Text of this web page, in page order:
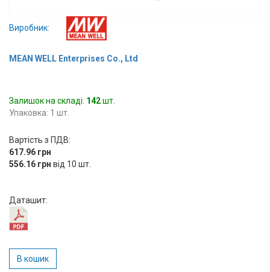
Вхід/
авторизація
Виробники
Доставка
Тех.
Підтримка
Блог
Виробник:
MEAN WELL Enterprises Co., Ltd
Залишок на складі: 142шт.
Упаковка: 1 шт.
Вартість з ПДВ:
617.96 грн
556.16 грн від 10 шт.
Даташит:
В кошик